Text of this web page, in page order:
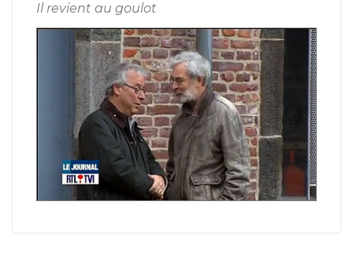
Il revient au goulot